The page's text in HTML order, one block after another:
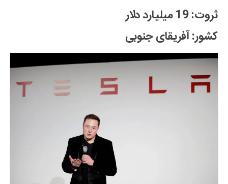
ثروت: 19 میلیارد دلار
کشور: آفریقای جنوبی